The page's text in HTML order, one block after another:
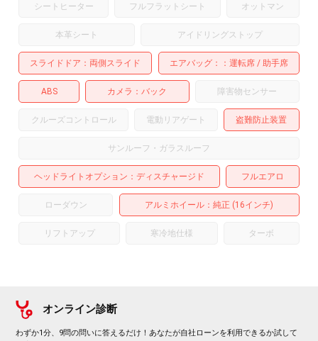
シートヒーター フルフラットシート オットマン
本革シート アイドリングストップ
スライドドア 両側スライド エアバッグ： 運転席 助手席
ABS カメラ バック 障害物センサー
クルーズコントロール 電動リアゲート 盗難防止装置
サンルーフ・ガラスルーフ
ヘッドライトオプション ディスチャージド フルエアロ
ローダウン アルミホイール ：純正 (16インチ)
リフトアップ 寒冷地仕様 ターボ
オンライン診断
わずか1分、9問の問いに答えるだけ！あなたが自社ローンを利用できるか試して